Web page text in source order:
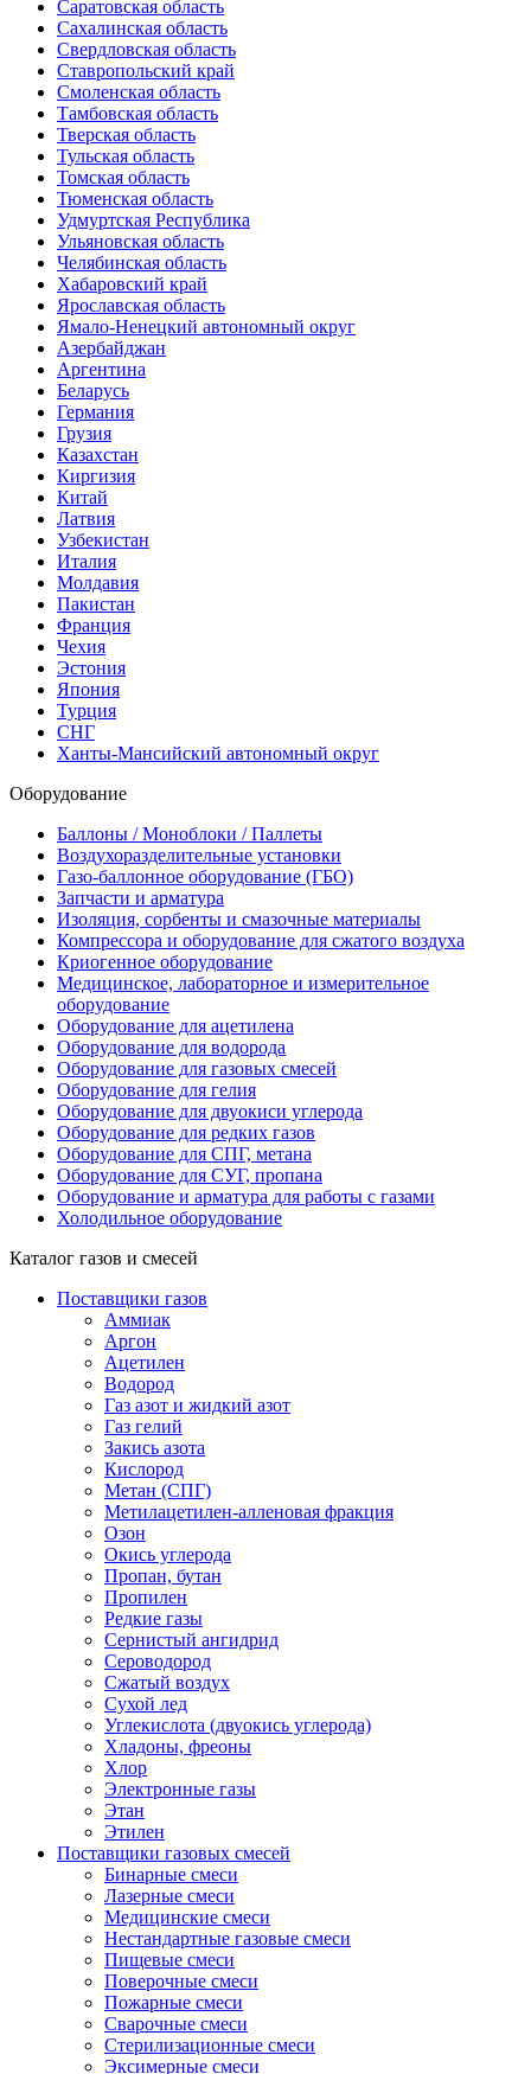
Саратовская область
Сахалинская область
Свердловская область
Ставропольский край
Смоленская область
Тамбовская область
Тверская область
Тульская область
Томская область
Тюменская область
Удмуртская Республика
Ульяновская область
Челябинская область
Хабаровский край
Ярославская область
Ямало-Ненецкий автономный округ
Азербайджан
Аргентина
Беларусь
Германия
Грузия
Казахстан
Киргизия
Китай
Латвия
Узбекистан
Италия
Молдавия
Пакистан
Франция
Чехия
Эстония
Япония
Турция
СНГ
Ханты-Мансийский автономный округ
Оборудование
Баллоны / Моноблоки / Паллеты
Воздухоразделительные установки
Газо-баллонное оборудование (ГБО)
Запчасти и арматура
Изоляция, сорбенты и смазочные материалы
Компрессора и оборудование для сжатого воздуха
Криогенное оборудование
Медицинское, лабораторное и измерительное
оборудование
Оборудование для ацетилена
Оборудование для водорода
Оборудование для газовых смесей
Оборудование для гелия
Оборудование для двуокиси углерода
Оборудование для редких газов
Оборудование для СПГ, метана
Оборудование для СУГ, пропана
Оборудование и арматура для работы с газами
Холодильное оборудование
Каталог газов и смесей
Поставщики газов
Аммиак
Аргон
Ацетилен
Водород
Газ азот и жидкий азот
Газ гелий
Закись азота
Кислород
Метан (СПГ)
Метилацетилен-алленовая фракция
Озон
Окись углерода
Пропан, бутан
Пропилен
Редкие газы
Сернистый ангидрид
Сероводород
Сжатый воздух
Сухой лед
Углекислота (двуокись углерода)
Хладоны, фреоны
Хлор
Электронные газы
Этан
Этилен
Поставщики газовых смесей
Бинарные смеси
Лазерные смеси
Медицинские смеси
Нестандартные газовые смеси
Пищевые смеси
Поверочные смеси
Пожарные смеси
Сварочные смеси
Стерилизационные смеси
Эксимерные смеси